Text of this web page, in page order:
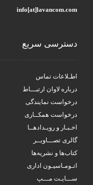
info[at]lavancom.com
دسترسی سریع
اطـلاعات تماس
درباره لاوان ارتبـــاط
درخواست نمایندگی
درخواست همکــاری
اخـبـار و رویـدادهــا
گالری تصـــاویــر
کتاب‌ها و نشریه‌ها
اتـومـاسیـون اداری
ســـایـت مـــپ